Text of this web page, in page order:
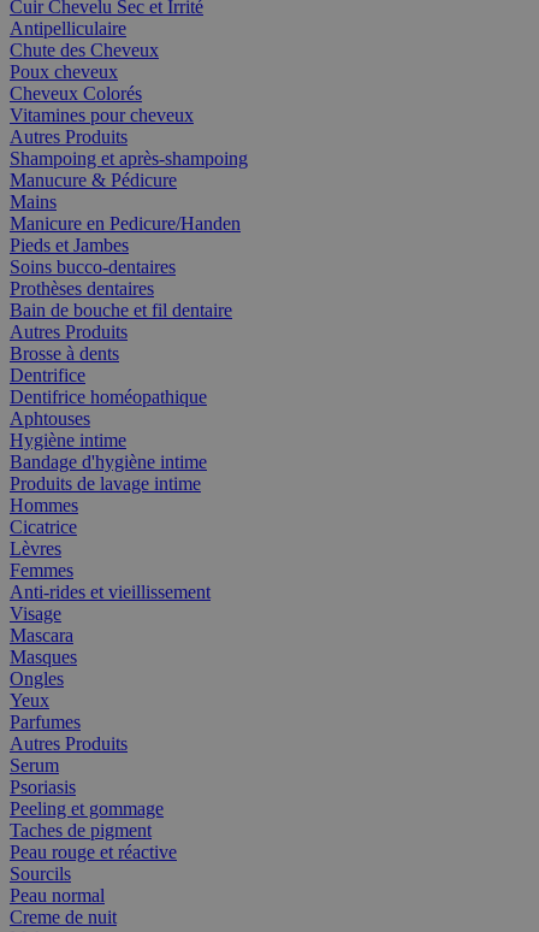
Cuir Chevelu Sec et Irrité
Antipelliculaire
Chute des Cheveux
Poux cheveux
Cheveux Colorés
Vitamines pour cheveux
Autres Produits
Shampoing et après-shampoing
Manucure & Pédicure
Mains
Manicure en Pedicure/Handen
Pieds et Jambes
Soins bucco-dentaires
Prothèses dentaires
Bain de bouche et fil dentaire
Autres Produits
Brosse à dents
Dentrifice
Dentifrice homéopathique
Aphtouses
Hygiène intime
Bandage d'hygiène intime
Produits de lavage intime
Hommes
Cicatrice
Lèvres
Femmes
Anti-rides et vieillissement
Visage
Mascara
Masques
Ongles
Yeux
Parfumes
Autres Produits
Serum
Psoriasis
Peeling et gommage
Taches de pigment
Peau rouge et réactive
Sourcils
Peau normal
Creme de nuit